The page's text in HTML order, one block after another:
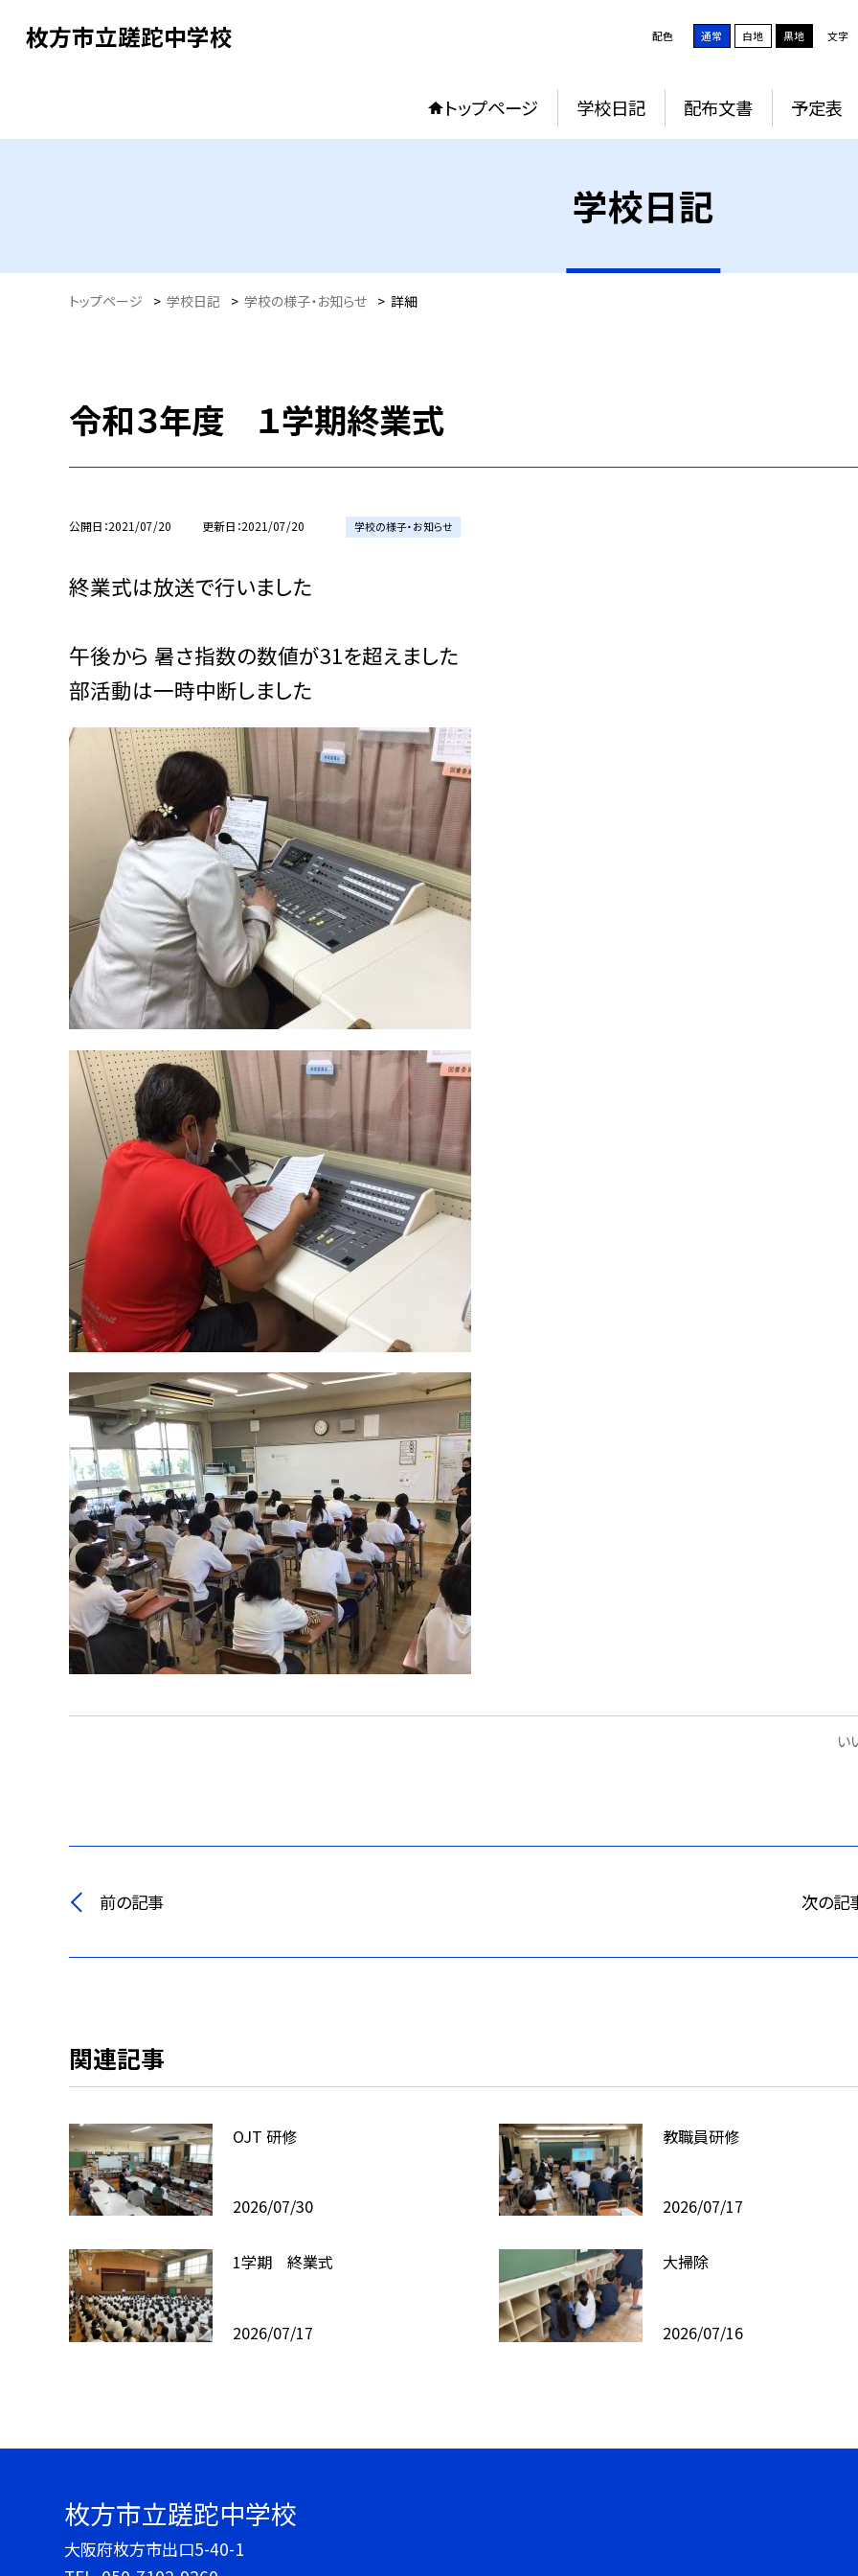
枚方市立蹉跎中学校 配色 通常 白地 黒地 文字
トップページ 学校日記 配布文書 予定表
学校日記
トップページ > 学校日記 > 学校の様子・お知らせ > 詳細
令和３年度 １学期終業式
公開日 2021/07/20 更新日 2021/07/20 学校の様子・お知らせ
終業式は放送で行いました
午後から 暑さ指数の数値が31を超えました
部活動は一時中断しました
い
前の記事 次の記
関連記事
OJT 研修
2026/07/30
教職員研修
2026/07/17
1学期 終業式
2026/07/17
大掃除
2026/07/16
枚方市立蹉跎中学校
大阪府枚方市出口5-40-1